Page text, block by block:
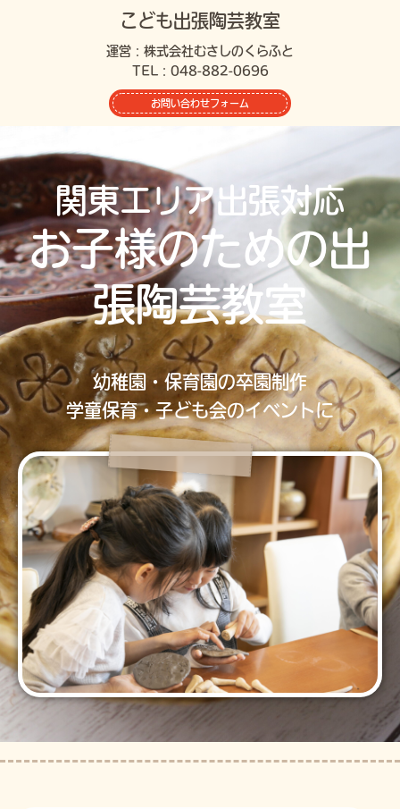
こども出張陶芸教室
運営：株式会社むさしのくらふと
TEL：048-882-0696
お問い合わせフォーム
関東エリア出張対応
お子様のための出
張陶芸教室
幼稚園・保育園の卒園制作
学童保育・子ども会のイベントに